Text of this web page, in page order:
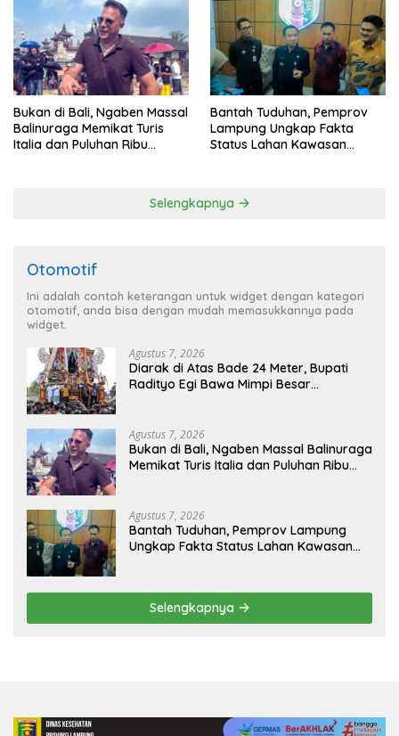
Bukan di Bali, Ngaben Massal
Balinuraga Memikat Turis
Italia dan Puluhan Ribu
Bantah Tuduhan, Pemprov
Lampung Ungkap Fakta
Status Lahan Kawasan
Selengkapnya
Otomotif
Ini adalah contoh keterangan untuk widget dengan kategori
otomotif, anda bisa dengan mudah memasukkannya pada
widget.
Agustus 7, 2026
Diarak di Atas Bade 24 Meter, Bupati
Radityo Egi Bawa Mimpi Besar
Agustus 7, 2026
Bukan di Bali, Ngaben Massal Balinuraga
Memikat Turis Italia dan Puluhan Ribu
Agustus 7, 2026
Bantah Tuduhan, Pemprov Lampung
Ungkap Fakta Status Lahan Kawasan
Selengkapnya